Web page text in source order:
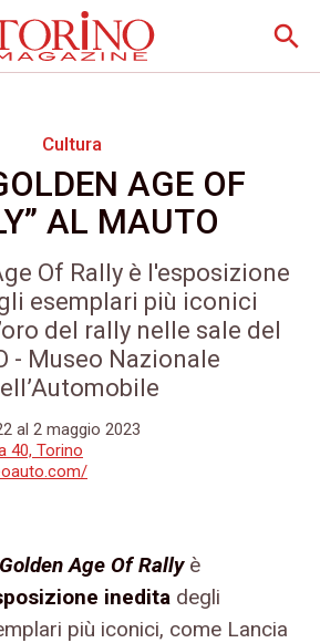
search
Cultura
AGE OF
AL MAUTO
Of Rally è l'esposizione
esemplari più iconici
del rally nelle sale del
- Museo Nazionale
al 2 maggio 2023
40, Torino
Age Of Rallyè
inedita degli
più iconici, come Lancia